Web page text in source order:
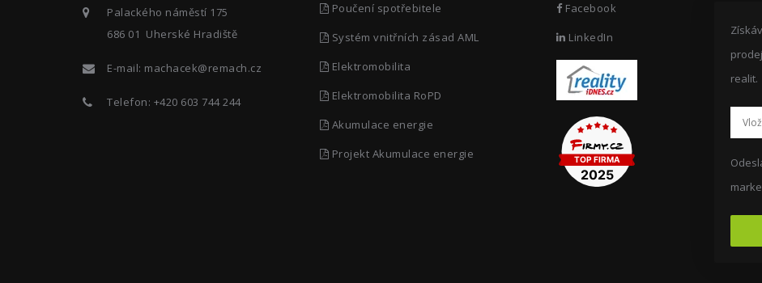
Palackého náměstí 175
686 01 Uherské Hradiště
E-mail: machacek@remach.cz
Telefon: +420 603 744 244
Poučení spotřebitele
Systém vnitřních zásad AML
Elektromobilita
Elektromobilita RoPD
Akumulace energie
Projekt Akumulace energie
Facebook
LinkedIn
realit.